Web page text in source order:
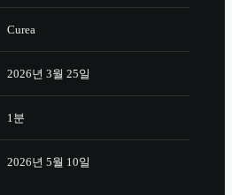
Curea
2026년 3월 25일
1분
2026년 5월 10일